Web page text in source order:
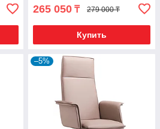
265 050 ₸ 279 000 ₸
Купить
–5%